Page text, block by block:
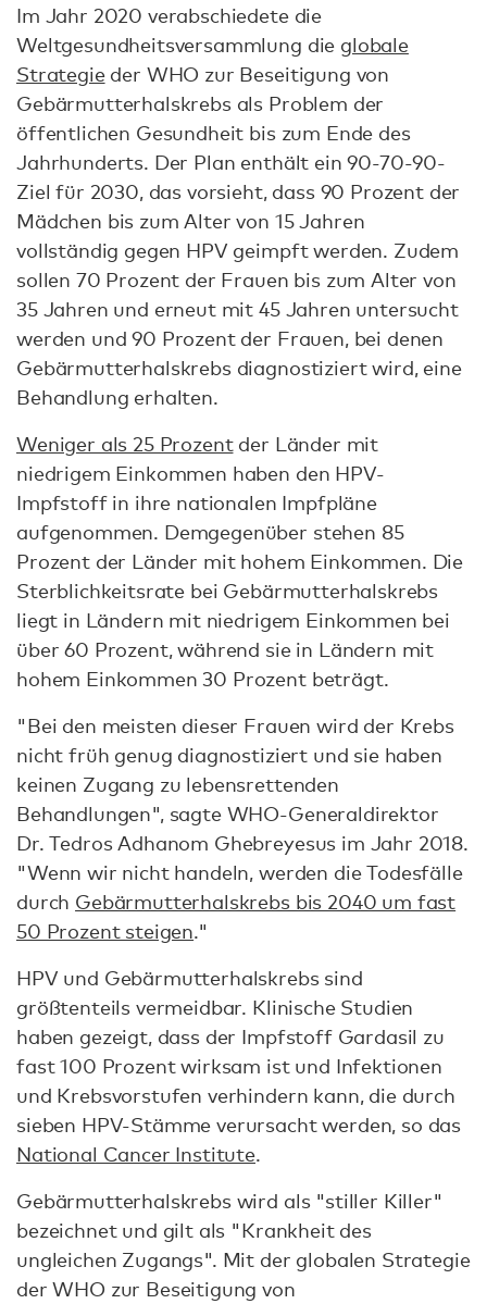
Im Jahr 2020 verabschiedete die
Weltgesundheitsversammlung die globale
Strategieder WHO zur Beseitigung von
Gebärmutterhalskrebs als Problem der
öffentlichen Gesundheit bis zum Ende des
Jahrhunderts. Der Plan enthält ein 90-70-90-
Ziel für 2030, das vorsieht, dass 90 Prozent der
Mädchen bis zum Alter von 15 Jahren
vollständig gegen HPV geimpft werden. Zudem
sollen 70 Prozent der Frauen bis zum Alter von
35 Jahren und erneut mit 45 Jahren untersucht
werden und 90 Prozent der Frauen, bei denen
Gebärmutterhalskrebs diagnostiziert wird, eine
Behandlung erhalten.
Weniger als 25 Prozentder Länder mit
niedrigem Einkommen haben den HPV-
Impfstoff in ihre nationalen Impfpläne
aufgenommen. Demgegenüber stehen 85
Prozent der Länder mit hohem Einkommen. Die
Sterblichkeitsrate bei Gebärmutterhalskrebs
liegt in Ländern mit niedrigem Einkommen bei
über 60 Prozent, während sie in Ländern mit
hohem Einkommen 30 Prozent beträgt.
"Bei den meisten dieser Frauen wird der Krebs
nicht früh genug diagnostiziert und sie haben
keinen Zugang zu lebensrettenden
Behandlungen", sagte WHO-Generaldirektor
Dr. Tedros Adhanom Ghebreyesus im Jahr 2018.
"Wenn wir nicht handeln, werden die Todesfälle
durch Gebärmutterhalskrebs bis 2040 um fast
50 Prozent steigen."
HPV und Gebärmutterhalskrebs sind
größtenteils vermeidbar. Klinische Studien
haben gezeigt, dass der Impfstoff Gardasil zu
fast 100 Prozent wirksam ist und Infektionen
und Krebsvorstufen verhindern kann, die durch
sieben HPV-Stämme verursacht werden, so das
National Cancer Institute.
Gebärmutterhalskrebs wird als "stiller Killer"
bezeichnet und gilt als "Krankheit des
ungleichen Zugangs". Mit der globalen Strategie
der WHO zur Beseitigung von